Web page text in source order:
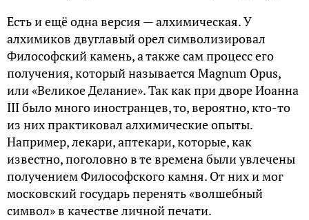
Есть и ещё одна версия — алхимическая. У
алхимиков двуглавый орел символизировал
Философский камень, а также сам процесс его
получения, который называется Magnum Opus,
или «Великое Делание». Так как при дворе Иоанна
III было много иностранцев, то, вероятно, кто-то
из них практиковал алхимические опыты.
Например, лекари, аптекари, которые, как
известно, поголовно в те времена были увлечены
получением Философского камня. От них и мог
московский государь перенять «волшебный
символ» в качестве личной печати.